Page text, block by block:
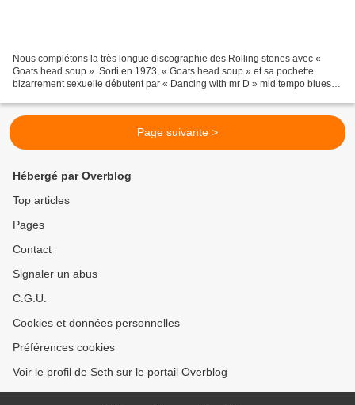
Nous complétons la très longue discographie des Rolling stones avec «
Goats head soup ». Sorti en 1973, « Goats head soup » et sa pochette
bizarrement sexuelle débutent par « Dancing with mr D » mid tempo blues
Page suivante >
Hébergé par Overblog
Top articles
Pages
Contact
Signaler un abus
C.G.U.
Cookies et données personnelles
Préférences cookies
Voir le profil de Seth sur le portail Overblog